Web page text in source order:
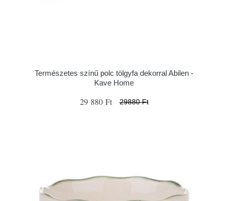
Természetes színű polc tölgyfa dekorral Abilen -
Kave Home
29 880 Ft 29880 Ft